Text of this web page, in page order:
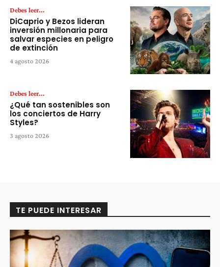
Debes leer...
DiCaprio y Bezos lideran
inversión millonaria para
salvar especies en peligro
de extinción
4 agosto 2026
Debes leer...
¿Qué tan sostenibles son
los conciertos de Harry
Styles?
3 agosto 2026
TE PUEDE INTERESAR